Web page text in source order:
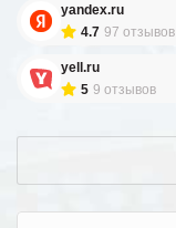
yandex.ru
4.7 97 отзывов
yell.ru
5 9 отзывов